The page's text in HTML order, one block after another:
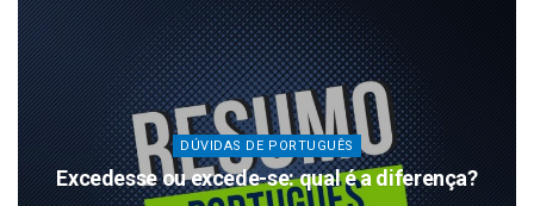
DÚVIDAS DE PORTUGUÊS
Excedesse ou excede-se: qual é a diferença?